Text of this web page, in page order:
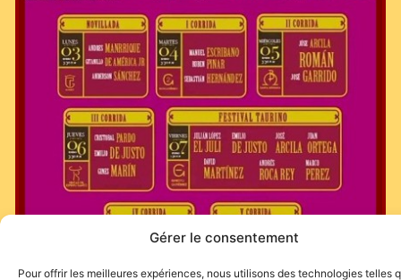
Gérer le consentement
Pour offrir les meilleures expériences, nous utilisons des technologies telles